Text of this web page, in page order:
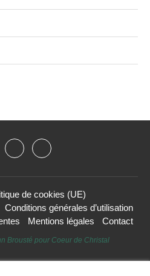
de cookies (UE)
Conditions générales d’utilisation
Mentions légales Contact
Brousté pour Coeur de Christal